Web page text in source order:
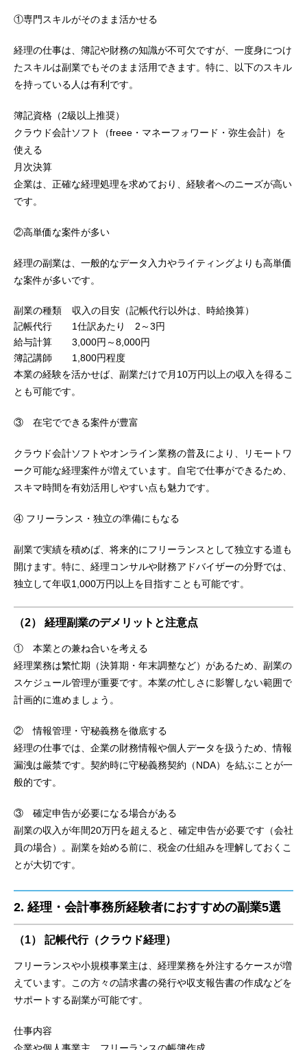
①専門スキルがそのまま活かせる
経理の仕事は、簿記や財務の知識が不可欠ですが、一度身につけ
たスキルは副業でもそのまま活用できます。特に、以下のスキル
を持っている人は有利です。
簿記資格（2級以上推奨）
クラウド会計ソフト（freee・マネーフォワード・弥生会計）を
使える
月次決算
企業は、正確な経理処理を求めており、経験者へのニーズが高い
です。
②高単価な案件が多い
経理の副業は、一般的なデータ入力やライティングよりも高単価
な案件が多いです。
副業の種類
収入の目安（記帳代行以外は、時給換算）
記帳代行
1仕訳あたり 2～3円
給与計算
3,000円～8,000円
簿記講師
1,800円程度
本業の経験を活かせば、副業だけで月10万円以上の収入を得るこ
とも可能です。
③ 在宅でできる案件が豊富
クラウド会計ソフトやオンライン業務の普及により、リモートワ
ーク可能な経理案件が増えています。自宅で仕事ができるため、
スキマ時間を有効活用しやすい点も魅力です。
④ フリーランス・独立の準備にもなる
副業で実績を積めば、将来的にフリーランスとして独立する道も
開けます。特に、経理コンサルや財務アドバイザーの分野では、
独立して年収1,000万円以上を目指すことも可能です。
（2） 経理副業のデメリットと注意点
① 本業との兼ね合いを考える
経理業務は繁忙期（決算期・年末調整など）があるため、副業の
スケジュール管理が重要です。本業の忙しさに影響しない範囲で
計画的に進めましょう。
② 情報管理・守秘義務を徹底する
経理の仕事では、企業の財務情報や個人データを扱うため、情報
漏洩は厳禁です。契約時に守秘義務契約（NDA）を結ぶことが一
般的です。
③ 確定申告が必要になる場合がある
副業の収入が年間20万円を超えると、確定申告が必要です（会社
員の場合）。副業を始める前に、税金の仕組みを理解しておくこ
とが大切です。
2. 経理・会計事務所経験者におすすめの副業5選
（1） 記帳代行（クラウド経理）
フリーランスや小規模事業主は、経理業務を外注するケースが増
えています。この方々の請求書の発行や収支報告書の作成などを
サポートする副業が可能です。
仕事内容
企業や個人事業主、フリーランスの帳簿作成